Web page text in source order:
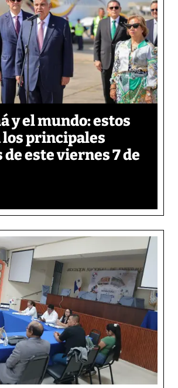
y el mundo: estos
principales
de este viernes 7 de